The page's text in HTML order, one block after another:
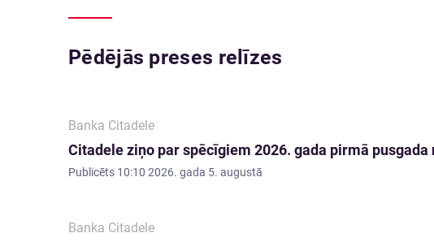
Pēdējās preses relīzes
Banka Citadele
Citadele ziņo par spēcīgiem 2026. gada pirmā
Publicēts 10:10 2026. gada 5. augustā
Banka Citadele